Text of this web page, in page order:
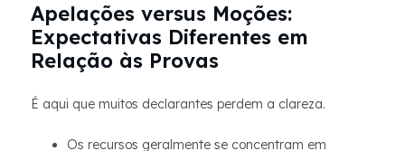
Apelações versus Moções:
Expectativas Diferentes em
Relação às Provas
É aqui que muitos declarantes perdem a clareza.
Os recursos geralmente se concentram em